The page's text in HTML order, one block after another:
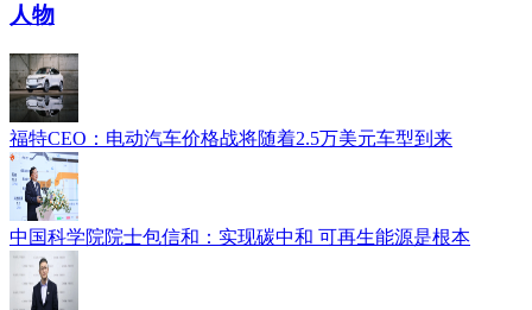
人物
福特CEO：电动汽车价格战将随着2.5万美元车型到来
中国科学院院士包信和：实现碳中和 可再生能源是根本